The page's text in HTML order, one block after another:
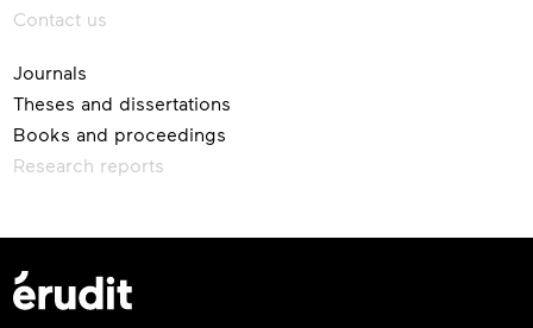
Contact us
Journals
Theses and dissertations
Books and proceedings
Research reports